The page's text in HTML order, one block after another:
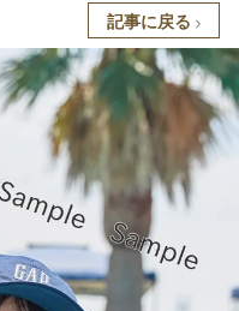
記事に戻る